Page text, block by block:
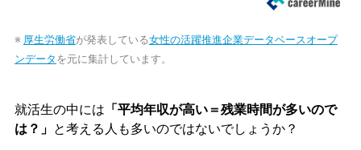
※ 厚生労働省が発表している女性の活躍推進企業データベースオープ
ンデータ を元に集計しています。
就活生の中には 「平均年収が高い＝残業時間が多いので
は？」 と考える人も多いのではないでしょうか？